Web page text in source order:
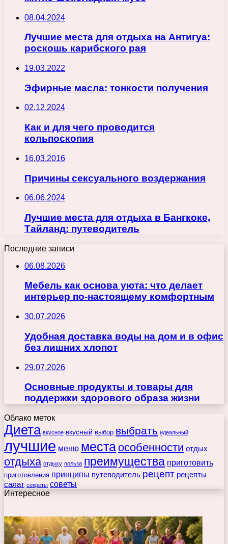
08.04.2024
Лучшие места для отдыха на Антигуа:
роскошь карибского рая
19.03.2022
Эфирные масла: тонкости получения
02.12.2024
Как и для чего проводится
кольпоскопия
16.03.2016
Причины сексуального воздержания
06.06.2024
Лучшие места для отдыха в Бангкоке,
Тайланд: путеводитель
Последние записи
06.08.2026
Мебель как основа уюта: что делает
интерьер по-настоящему комфортным
30.07.2026
Удобная доставка воды на дом и в офис
без лишних хлопот
29.07.2026
Основные продукты и товары для
поддержки здорового образа жизни
Облако меток
Диета вкусное вкусный выбор выбрать идеальный
лучшие меню места особенности отдых
отдыха отдыху польза преимущества приготовить
приготовления принципы путеводитель рецепт рецепты
салат секреты советы
Интересное